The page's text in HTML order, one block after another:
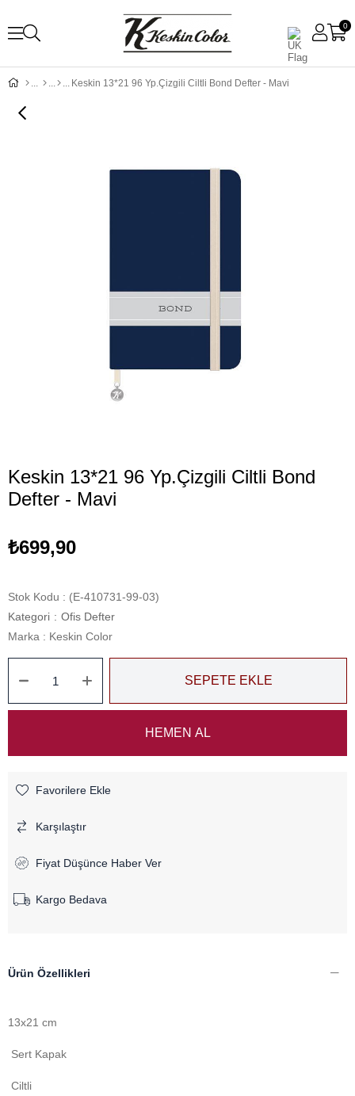
0
Keskin 13*21 96 Yp.Çizgili Ciltli Bond Defter - Mavi
Keskin 13*21 96 Yp.Çizgili Ciltli Bond
Defter - Mavi
₺699,90
Stok Kodu
(E-410731-99-03)
Kategori : Ofis Defter
Marka : Keskin Color
Favorilere Ekle
Karşılaştır
Fiyat Düşünce Haber Ver
Kargo Bedava
Ürün Özellikleri
13x21 cm
Sert Kapak
Ciltli